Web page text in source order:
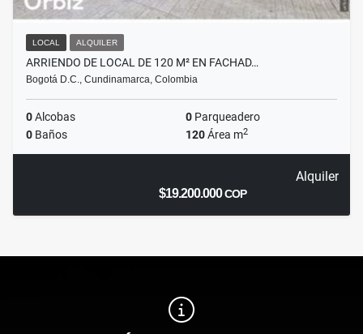
LOCAL ALQUILER
ARRIENDO DE LOCAL DE 120 M² EN FACHAD…
Bogotá D.C., Cundinamarca, Colombia
0Alcobas 0 Parqueadero
0 Baños 120Área m2
Alquiler
$19.200.000COP